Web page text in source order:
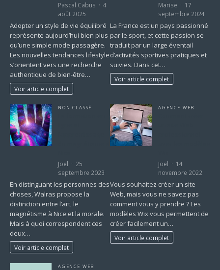
Pascal Cabus
4
août 2025
Adopter un style de vie équilibré
représente aujourd’hui bien plus
qu’une simple mode passagère.
Les nouvelles tendances lifestyle
s’orientent vers une recherche
authentique de bien-être…
Voir article complet
Marise
17
septembre 2024
La France est un pays passionné
par le sport, et cette passion se
traduit par un large éventail
d’activités sportives pratiques et
suivies. Dans cet…
Voir article complet
NON CLASSÉ
Joel
25
septembre 2023
En distinguant les personnes des
choses, Walras propose la
distinction entre l’art, le
magnétisme à Nice et la morale.
Mais à quoi correspondent ces
deux…
Voir article complet
AGENCE WEB
Joel
14
novembre 2022
Vous souhaitez créer un site
Web, mais vous ne savez pas
comment vous y prendre ? Les
modèles Wix vous permettent de
créer facilement un…
Voir article complet
AGENCE WEB